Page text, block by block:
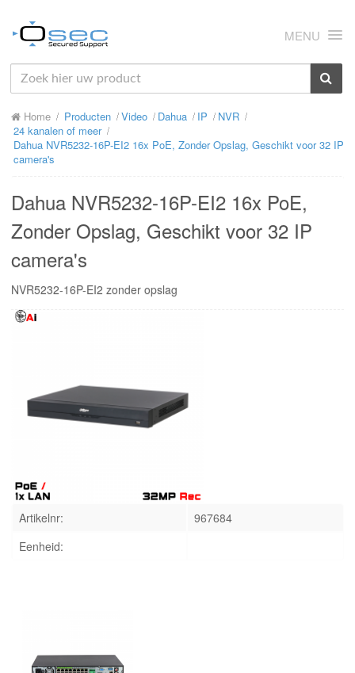
MENU
HOME
OVER ONS
NIEUWS
SUPPORT
RMA
MIJN OSEC
CONTACT
Home Producten Video Dahua IP
NVR
24 kanalen of meer
Dahua NVR5232-16P-EI2 16x PoE, Zonder Opslag, Geschikt voor 32 IP
camera's
Dahua NVR5232-16P-EI2 16x PoE,
Zonder Opslag, Geschikt voor 32 IP
camera's
NVR5232-16P-EI2 zonder opslag
Artikelnr:
967684
Eenheid: